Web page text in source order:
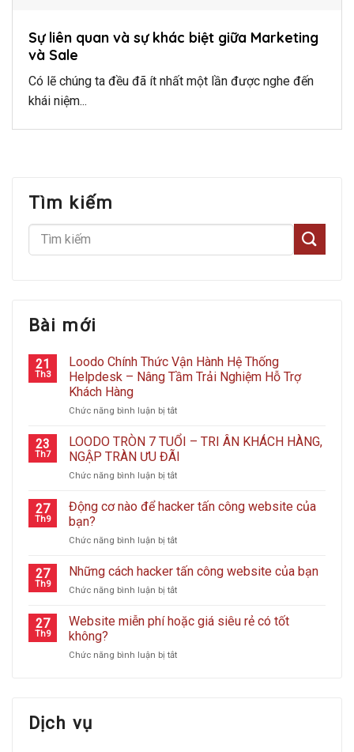
Sự liên quan và sự khác biệt giữa Marketing
và Sale
Có lẽ chúng ta đều đã ít nhất một lần được nghe đến
khái niệm...
Tìm kiếm
Bài mới
21
Th3
Loodo Chính Thức Vận Hành Hệ Thống
Helpdesk – Nâng Tầm Trải Nghiệm Hỗ Trợ
Khách Hàng
Chức năng bình luận bị tắtở
Chính
Thức
Vận
Hành
Thống
Nâng
Trải
Khách
23
Th7
LOODO TRÒN 7 TUỔI – TRI ÂN KHÁCH HÀNG,
NGẬP TRÀN ƯU ĐÃI
Chức năng bình luận bị tắtở
TRÒN
–
ÂN
HÀNG,
TRÀN
27
Th9
Động cơ nào để hacker tấn công website của
bạn?
Chức năng bình luận bị tắtở
cơ
nào
để
tấn
của
27
Th9
Những cách hacker tấn công website của bạn
Chức năng bình luận bị tắtở
cách
hacker
công
27
Th9
Website miễn phí hoặc giá siêu rẻ có tốt
không?
Chức năng bình luận bị tắtở
Dịch vụ